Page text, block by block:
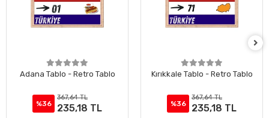
Adana Tablo - Retro Tablo
%36
367,64 TL
235,18 TL
Kırıkkale Tablo - Retro Tablo
%36
367,64 TL
235,18 TL